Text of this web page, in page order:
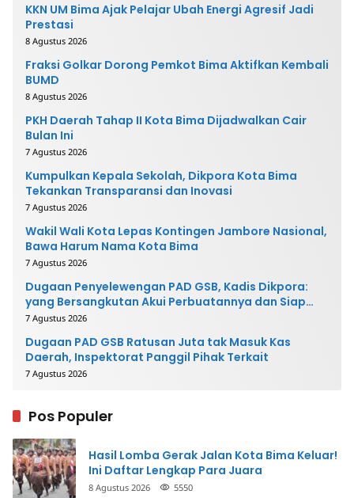
KKN UM Bima Ajak Pelajar Ubah Energi Agresif Jadi
Prestasi
8 Agustus 2026
Fraksi Golkar Dorong Pemkot Bima Aktifkan Kembali
BUMD
8 Agustus 2026
PKH Daerah Tahap II Kota Bima Dijadwalkan Cair
Bulan Ini
7 Agustus 2026
Kumpulkan Kepala Sekolah, Dikpora Kota Bima
Tekankan Transparansi dan Inovasi
7 Agustus 2026
Wakil Wali Kota Lepas Kontingen Jambore Nasional,
Bawa Harum Nama Kota Bima
7 Agustus 2026
Dugaan Penyelewengan PAD GSB, Kadis Dikpora:
yang Bersangkutan Akui Perbuatannya dan Siap
Mengembalikan Uang
7 Agustus 2026
Dugaan PAD GSB Ratusan Juta tak Masuk Kas
Daerah, Inspektorat Panggil Pihak Terkait
7 Agustus 2026
Pos Populer
Hasil Lomba Gerak Jalan Kota Bima Keluar!
Ini Daftar Lengkap Para Juara
8 Agustus 2026 5550